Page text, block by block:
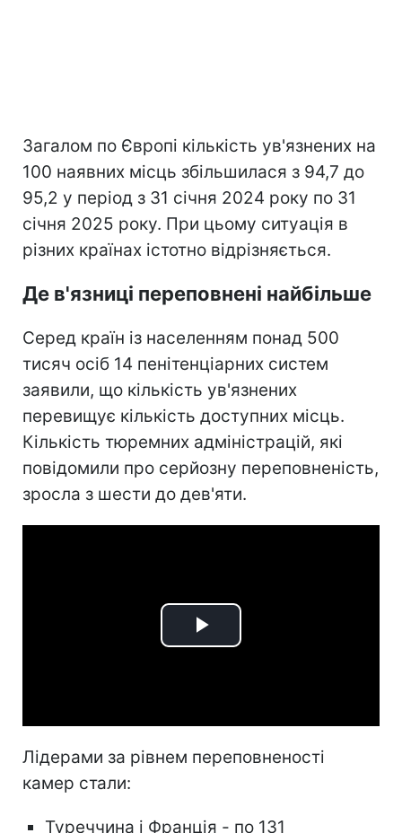
Загалом по Європі кількість ув'язнених на
100 наявних місць збільшилася з 94,7 до
95,2 у період з 31 січня 2024 року по 31
січня 2025 року. При цьому ситуація в
різних країнах істотно відрізняється.
Де в'язниці переповнені найбільше
Серед країн із населенням понад 500
тисяч осіб 14 пенітенціарних систем
заявили, що кількість ув'язнених
перевищує кількість доступних місць.
Кількість тюремних адміністрацій, які
повідомили про серйозну переповненість,
зросла з шести до дев'яти.
Play
Лідерами за рівнем переповненості
камер стали:
Туреччина і Франція - по 131